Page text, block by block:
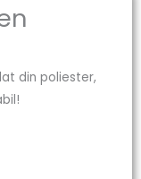
din poliester,